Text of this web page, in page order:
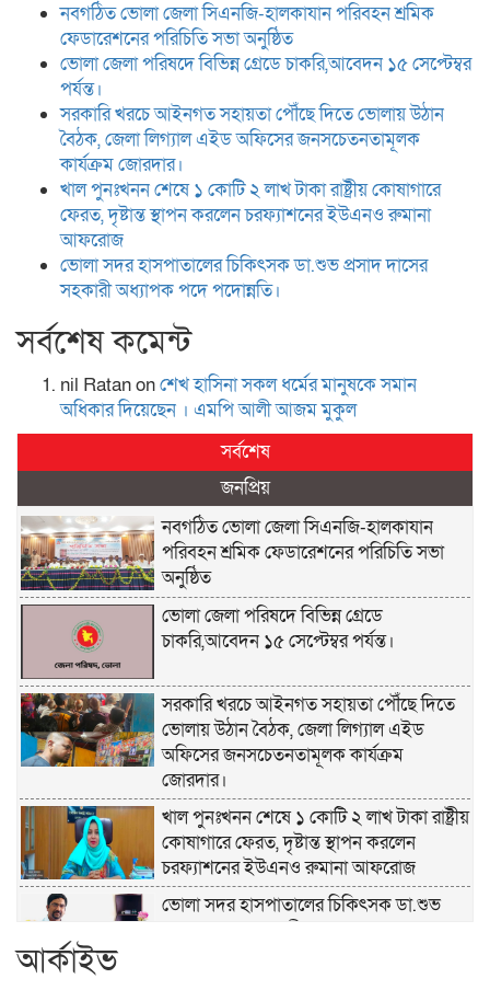
নবগঠিত ভোলা জেলা সিএনজি-হালকাযান পরিবহন শ্রমিক
ফেডারেশনের পরিচিতি সভা অনুষ্ঠিত
ভোলা জেলা পরিষদে বিভিন্ন গ্রেডে চাকরি,আবেদন ১৫ সেপ্টেম্বর
পর্যন্ত।
সরকারি খরচে আইনগত সহায়তা পৌঁছে দিতে ভোলায় উঠান
বৈঠক, জেলা লিগ্যাল এইড অফিসের জনসচেতনতামূলক
কার্যক্রম জোরদার।
খাল পুনঃখনন শেষে ১ কোটি ২ লাখ টাকা রাষ্ট্রীয় কোষাগারে
ফেরত, দৃষ্টান্ত স্থাপন করলেন চরফ্যাশনের ইউএনও রুমানা
আফরোজ
ভোলা সদর হাসপাতালের চিকিৎসক ডা.শুভ প্রসাদ দাসের
সহকারী অধ্যাপক পদে পদোন্নতি।
সর্বশেষ কমেন্ট
nil Ratanonশেখ হা‌সিনা সকল ধ‌র্মের মানু‌ষকে সমান
অ‌ধিকার দি‌য়ে‌ছেন । এম‌পি আলী আজম মুকুল
সর্বশেষ
জনপ্রিয়
নবগঠিত ভোলা জেলা সিএনজি-হালকাযান
পরিবহন শ্রমিক ফেডারেশনের পরিচিতি সভা
অনুষ্ঠিত
ভোলা জেলা পরিষদে বিভিন্ন গ্রেডে
চাকরি,আবেদন ১৫ সেপ্টেম্বর পর্যন্ত।
সরকারি খরচে আইনগত সহায়তা পৌঁছে দিতে
ভোলায় উঠান বৈঠক, জেলা লিগ্যাল এইড
অফিসের জনসচেতনতামূলক কার্যক্রম
জোরদার।
খাল পুনঃখনন শেষে ১ কোটি ২ লাখ টাকা রাষ্ট্রীয়
কোষাগারে ফেরত, দৃষ্টান্ত স্থাপন করলেন
চরফ্যাশনের ইউএনও রুমানা আফরোজ
ভোলা সদর হাসপাতালের চিকিৎসক ডা.শুভ
আর্কাইভ